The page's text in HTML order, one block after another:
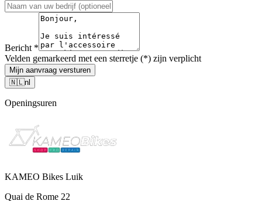
Bericht *
Velden gemarkeerd met een sterretje (*) zijn verplicht
Mijn aanvraag versturen
🇳🇱nl
Openingsuren
KAMEO Bikes Luik
Quai de Rome 22